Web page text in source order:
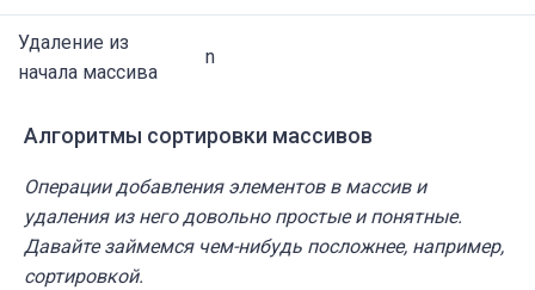
Удаление из
начала массива
n
Алгоритмы сортировки массивов
Операции добавления элементов в массив и
удаления из него довольно простые и понятные.
Давайте займемся чем-нибудь посложнее, например,
сортировкой.